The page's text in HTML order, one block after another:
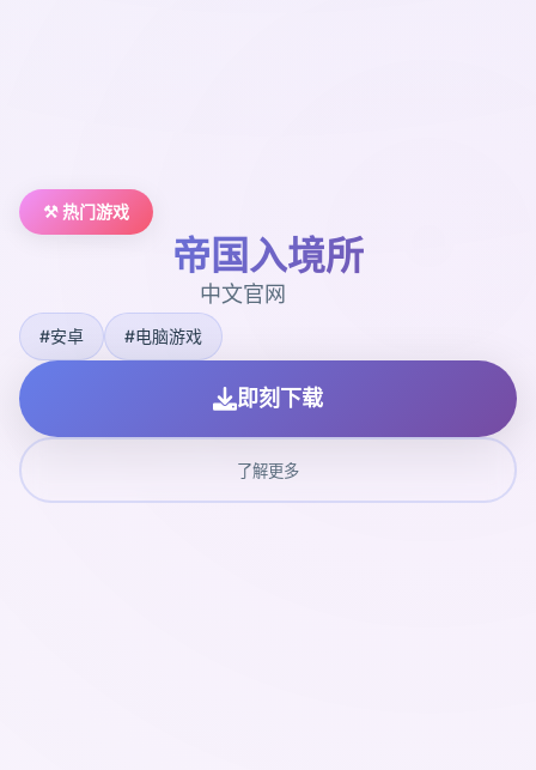
⚒️ 热门游戏
帝国入境所
中文官网
#安卓 #电脑游戏
即刻下载
了解更多